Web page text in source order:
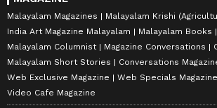
Malayalam Magazines
Malayalam Krishi
India Art Magazine Malayalam
Malayalam Books
Malayalam Columnist
Magazine Conversations
Malayalam Short Stories
Conversations
Web Exclusive Magazine
Web Specials Magazine
Video Cafe Magazine